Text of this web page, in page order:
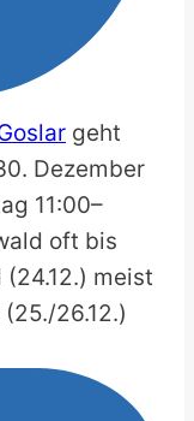
geht
Dezember
11:00–
oft bis
meist
26.12.)